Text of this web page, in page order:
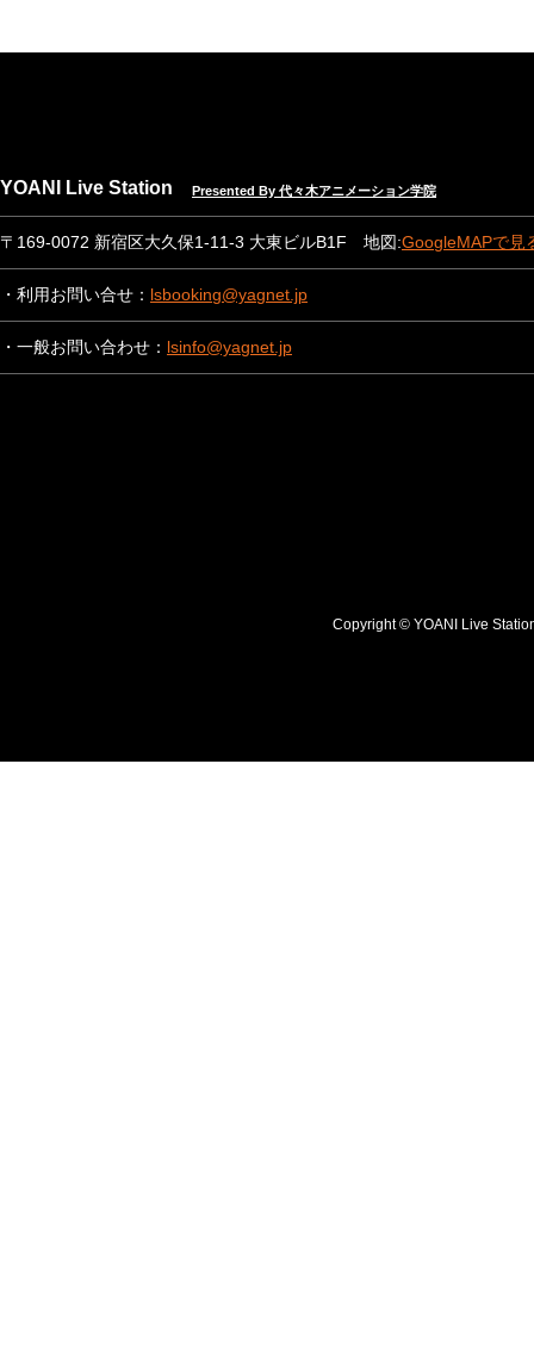
YOANI Live Station Presented By 代々木アニメーション学院
〒169-0072 新宿区大久保1-11-3 大東ビルB1F 地図:GoogleMAPで見
・利用お問い合せ： lsbooking@yagnet.jp
・一般お問い合わせ： lsinfo@yagnet.jp
Copyright © YOANI Live